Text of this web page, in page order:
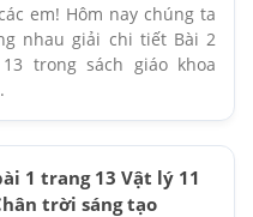
em! Hôm nay chúng ta
nhau giải chi tiết Bài 2
trong sách giáo khoa
1 trang 13 Vật lý 11
trời sáng tạo